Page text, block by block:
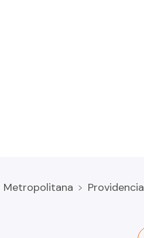
Metropolitana Providencia